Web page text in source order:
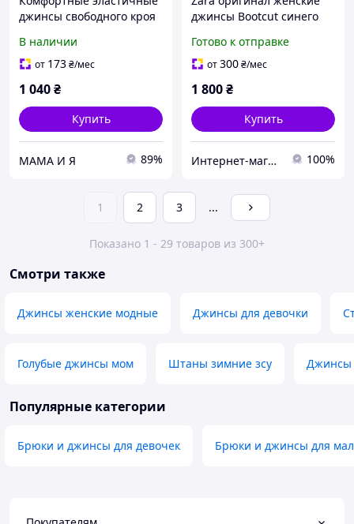
джинсы свободного кроя
В наличии
от 173₴/мес
1 040₴
Купить
МАМА И Я 89%
джинсы Bootcut синего
42(XL)
Готово к отправке
от300₴/мес
1 800₴
Купить
Интернет-магазин »Мультибренд» 100%
1 2 3 ...
Показано 1 - 29 товаров из 300+
Смотри также
Джинсы женские модные Джинсы для девочки
Голубые джинсы мом Штаны зимние зсу Джинсы
Популярные категории
Брюки и джинсы для девочек Брюки и джинсы для